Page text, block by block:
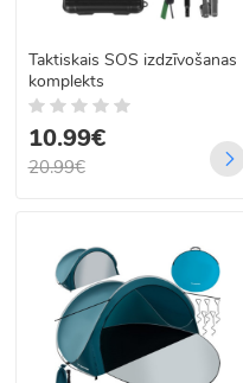
Taktiskais SOS izdzīvošanas
komplekts
10.99€
20.99€